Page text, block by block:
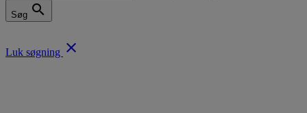
Søg search
Luk søgning close